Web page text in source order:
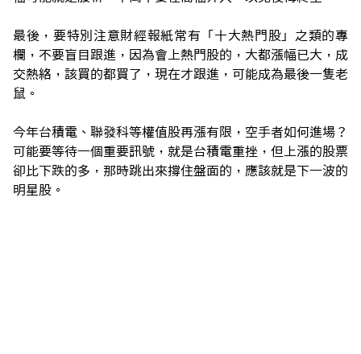
最後，要特別注意財經報紙常有「十大熱門股」之類的專
欄，不要盲目跟進，因為會上熱門股的，大都漲幅已大，成
交熱絡，該買的都買了，現在才跟進，可能成為最後一隻老
鼠。
今年台積電、聯發科等權值股再漲有限，空手者如何進場？
可能要等待一個重要訊號，就是台積電重挫，但上漲的股票
卻比下跌的多，那時跳出來撐住盤面的，應該就是下一波的
明星股。